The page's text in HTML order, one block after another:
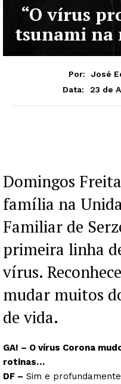
“O vírus
tsunami na
Por:
José
Data:
23 de
Domingos
família na
Familiar de
primeira linha
vírus.
mudar muitos
de vida.
GA! – O vírus Corona
rotinas…
DF – Sim e